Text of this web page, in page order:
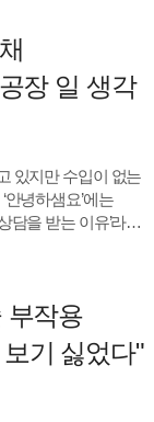
품뿐만 아니라 이후
할을 맡았다며
때문"이라고
남다른 준비성도
어제저녁부터 안
긴다는 그는 소주
을 단숨에 마셔
다"는 말을 듣기도
”며 당시 상황을
태프만 100여 명이
스태프들만
만 원 나왔을
하며 송은이는
회사 전 직원들에게
시 “이번에도
고, 정해인은 “차
끌었다.조나연
장 일 생각
있지만 수입이 없는
녕하샘요’에는
담을 받는 이유’라는
팔았다. 팔자마자
든 그래가지고
지고 있다”며 “김포
하나가 있다”고
부작용
기 싫었다"